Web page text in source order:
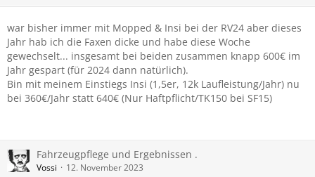
war bisher immer mit Mopped & Insi bei der RV24 aber dieses
Jahr hab ich die Faxen dicke und habe diese Woche
gewechselt... insgesamt bei beiden zusammen knapp 600€ im
Jahr gespart (für 2024 dann natürlich).
Bin mit meinem Einstiegs Insi (1,5er, 12k Laufleistung/Jahr) nu
bei 360€/Jahr statt 640€ (Nur Haftpflicht/TK150 bei SF15)
Fahrzeugpflege und Ergebnissen .
Vossi 12. November 2023